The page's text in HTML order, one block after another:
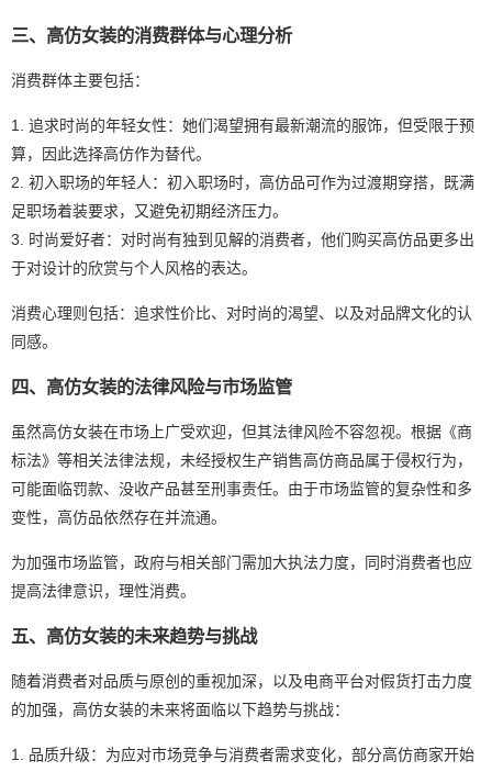
三、高仿女装的消费群体与心理分析
消费群体主要包括：
1. 追求时尚的年轻女性：她们渴望拥有最新潮流的服饰，但受限于预
算，因此选择高仿作为替代。
2. 初入职场的年轻人：初入职场时，高仿品可作为过渡期穿搭，既满
足职场着装要求，又避免初期经济压力。
3. 时尚爱好者：对时尚有独到见解的消费者，他们购买高仿品更多出
于对设计的欣赏与个人风格的表达。
消费心理则包括：追求性价比、对时尚的渴望、以及对品牌文化的认
同感。
四、高仿女装的法律风险与市场监管
虽然高仿女装在市场上广受欢迎，但其法律风险不容忽视。根据《商
标法》等相关法律法规，未经授权生产销售高仿商品属于侵权行为，
可能面临罚款、没收产品甚至刑事责任。由于市场监管的复杂性和多
变性，高仿品依然存在并流通。
为加强市场监管，政府与相关部门需加大执法力度，同时消费者也应
提高法律意识，理性消费。
五、高仿女装的未来趋势与挑战
随着消费者对品质与原创的重视加深，以及电商平台对假货打击力度
的加强，高仿女装的未来将面临以下趋势与挑战：
1. 品质升级：为应对市场竞争与消费者需求变化，部分高仿商家开始